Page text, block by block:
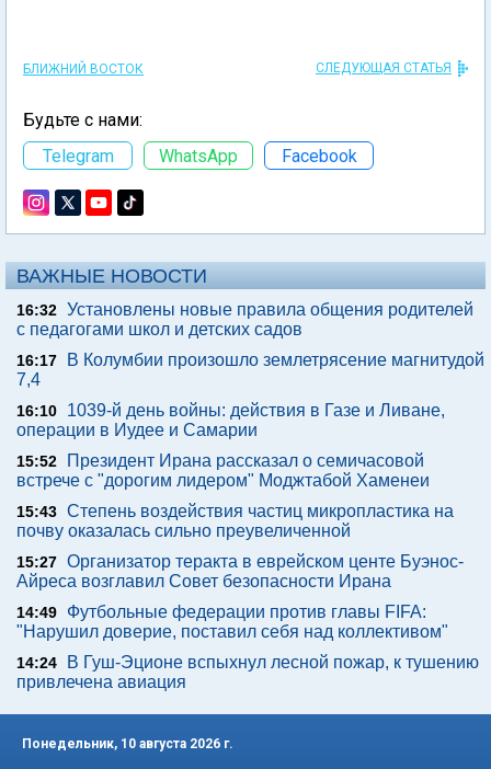
БЛИЖНИЙ ВОСТОК СЛЕДУЮЩАЯ СТАТЬЯ
Будьте с нами:
Telegram
WhatsApp Facebook
ВАЖНЫЕ НОВОСТИ
16:32 Установлены новые правила общения родителей
с педагогами школ и детских садов
16:17
В Колумбии произошло землетрясение магнитудой
7,4
16:10
1039-й день войны: действия в Газе и Ливане,
операции в Иудее и Самарии
15:52
Президент Ирана рассказал о семичасовой
встрече с "дорогим лидером" Моджтабой Хаменеи
15:43 Степень воздействия частиц микропластика на
почву оказалась сильно преувеличенной
15:27 Организатор теракта в еврейском центе Буэнос-
Айреса возглавил Совет безопасности Ирана
14:49
Футбольные федерации против главы FIFA:
"Нарушил доверие, поставил себя над коллективом"
14:24
В Гуш-Эционе вспыхнул лесной пожар, к тушению
привлечена авиация
Понедельник, 10 августа 2026 г.